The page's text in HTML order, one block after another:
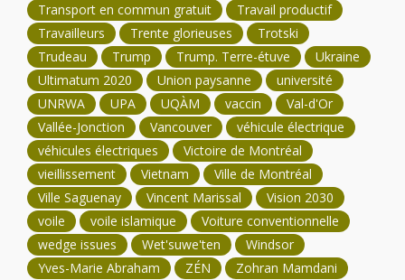
Transport en commun gratuit
Travail productif
Travailleurs
Trente glorieuses
Trotski
Trudeau
Trump Trump. Terre-étuve
Ukraine
Ultimatum 2020
Union paysanne
université
UNRWA
UPA UQÀM vaccin
Val-d'Or
Vallée-Jonction
Vancouver
véhicule électrique
véhicules électriques
Victoire de Montréal
vieillissement
Vietnam
Ville de Montréal
Ville Saguenay
Vincent Marissal
Vision 2030
voile
voile islamique
Voiture conventionnelle
wedge issues
Wet'suwe'ten
Windsor
Yves-Marie Abraham
ZÉN Zohran Mamdani